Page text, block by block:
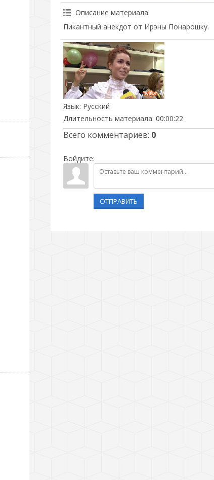
Описание материала:
Пикантный анекдот от Ирэны Понарошку.
Язык: Русский
Длительность материала: 00:00:22
Всего комментариев: 0
Войдите:
ОТПРАВИТЬ